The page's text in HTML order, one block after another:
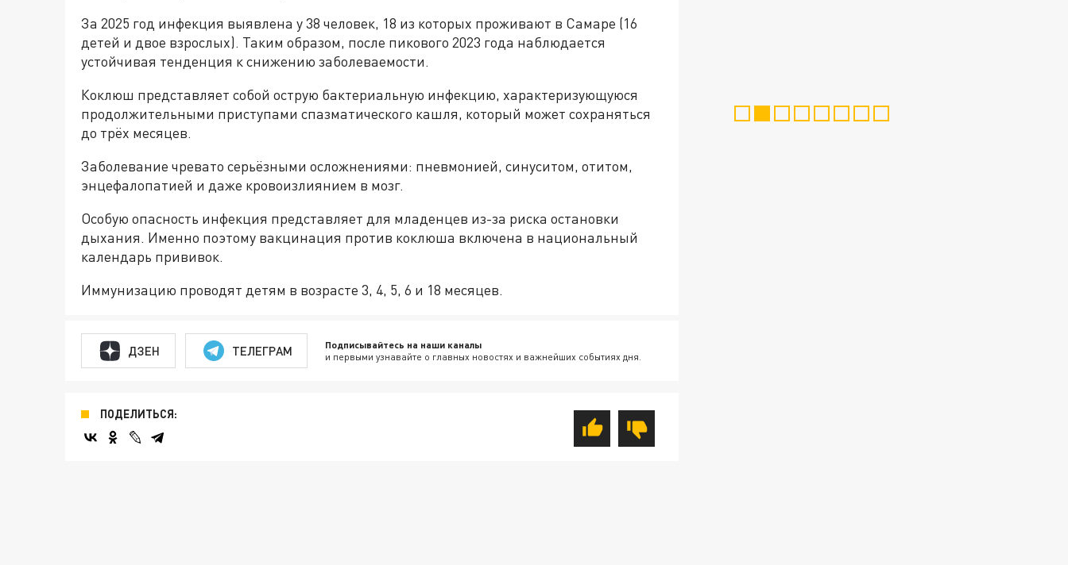
За 2025 год инфекция выявлена у 38 человек, 18 из которых проживают в Самаре (16
детей и двое взрослых). Таким образом, после пикового 2023 года наблюдается
устойчивая тенденция к снижению заболеваемости.
Коклюш представляет собой острую бактериальную инфекцию, характеризующуюся
продолжительными приступами спазматического кашля, который может сохраняться
до трёх месяцев.
Заболевание чревато серьёзными осложнениями: пневмонией, синуситом, отитом,
энцефалопатией и даже кровоизлиянием в мозг.
Особую опасность инфекция представляет для младенцев из-за риска остановки
дыхания. Именно поэтому вакцинация против коклюша включена в национальный
календарь прививок.
Иммунизацию проводят детям в возрасте 3, 4, 5, 6 и 18 месяцев.
ДЗЕН ТЕЛЕГРАМ Подписывайтесь на наши каналы
и первыми узнавайте о главных новостях и важнейших событиях дня.
ПОДЕЛИТЬСЯ: